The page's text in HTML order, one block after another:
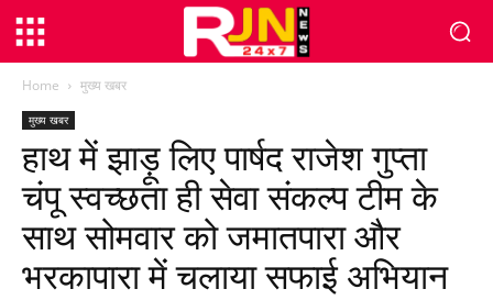
Home मुख्य खबर
मुख्य खबर
हाथ में झाड़ू लिए पार्षद राजेश गुप्ता
चंपू स्वच्छता ही सेवा संकल्प टीम के
साथ सोमवार को जमातपारा और
भरकापारा में चलाया सफाई अभियान